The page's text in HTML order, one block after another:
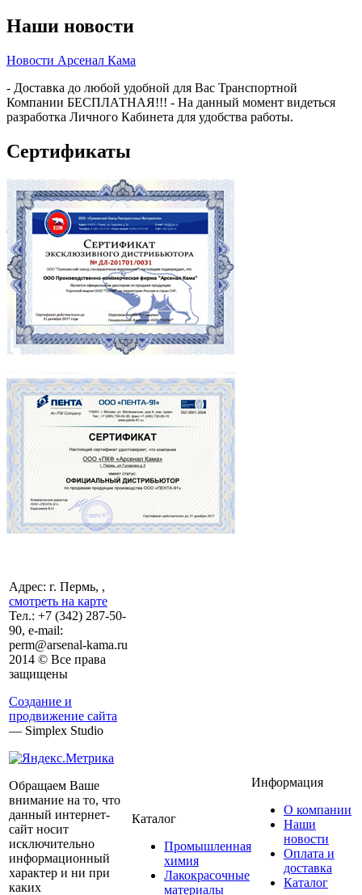
Наши новости
Новости Арсенал Кама
- Доставка до любой удобной для Вас Транспортной
Компании БЕСПЛАТНАЯ!!! - На данный момент видеться
разработка Личного Кабинета для удобства работы.
Сертификаты
Адрес: г. Пермь, ,
смотреть на карте
Тел.: +7 (342) 287-50-
90, e-mail:
perm@arsenal-kama.ru
2014 © Все права
защищены
Создание и
продвижение сайта
— Simplex Studio
Обращаем Ваше
внимание на то, что
данный интернет-
сайт носит
исключительно
информационный
характер и ни при
каких
Каталог
Промышленная
химия
Лакокрасочные
материалы
Информация
О компании
Наши
новости
Оплата и
доставка
Каталог